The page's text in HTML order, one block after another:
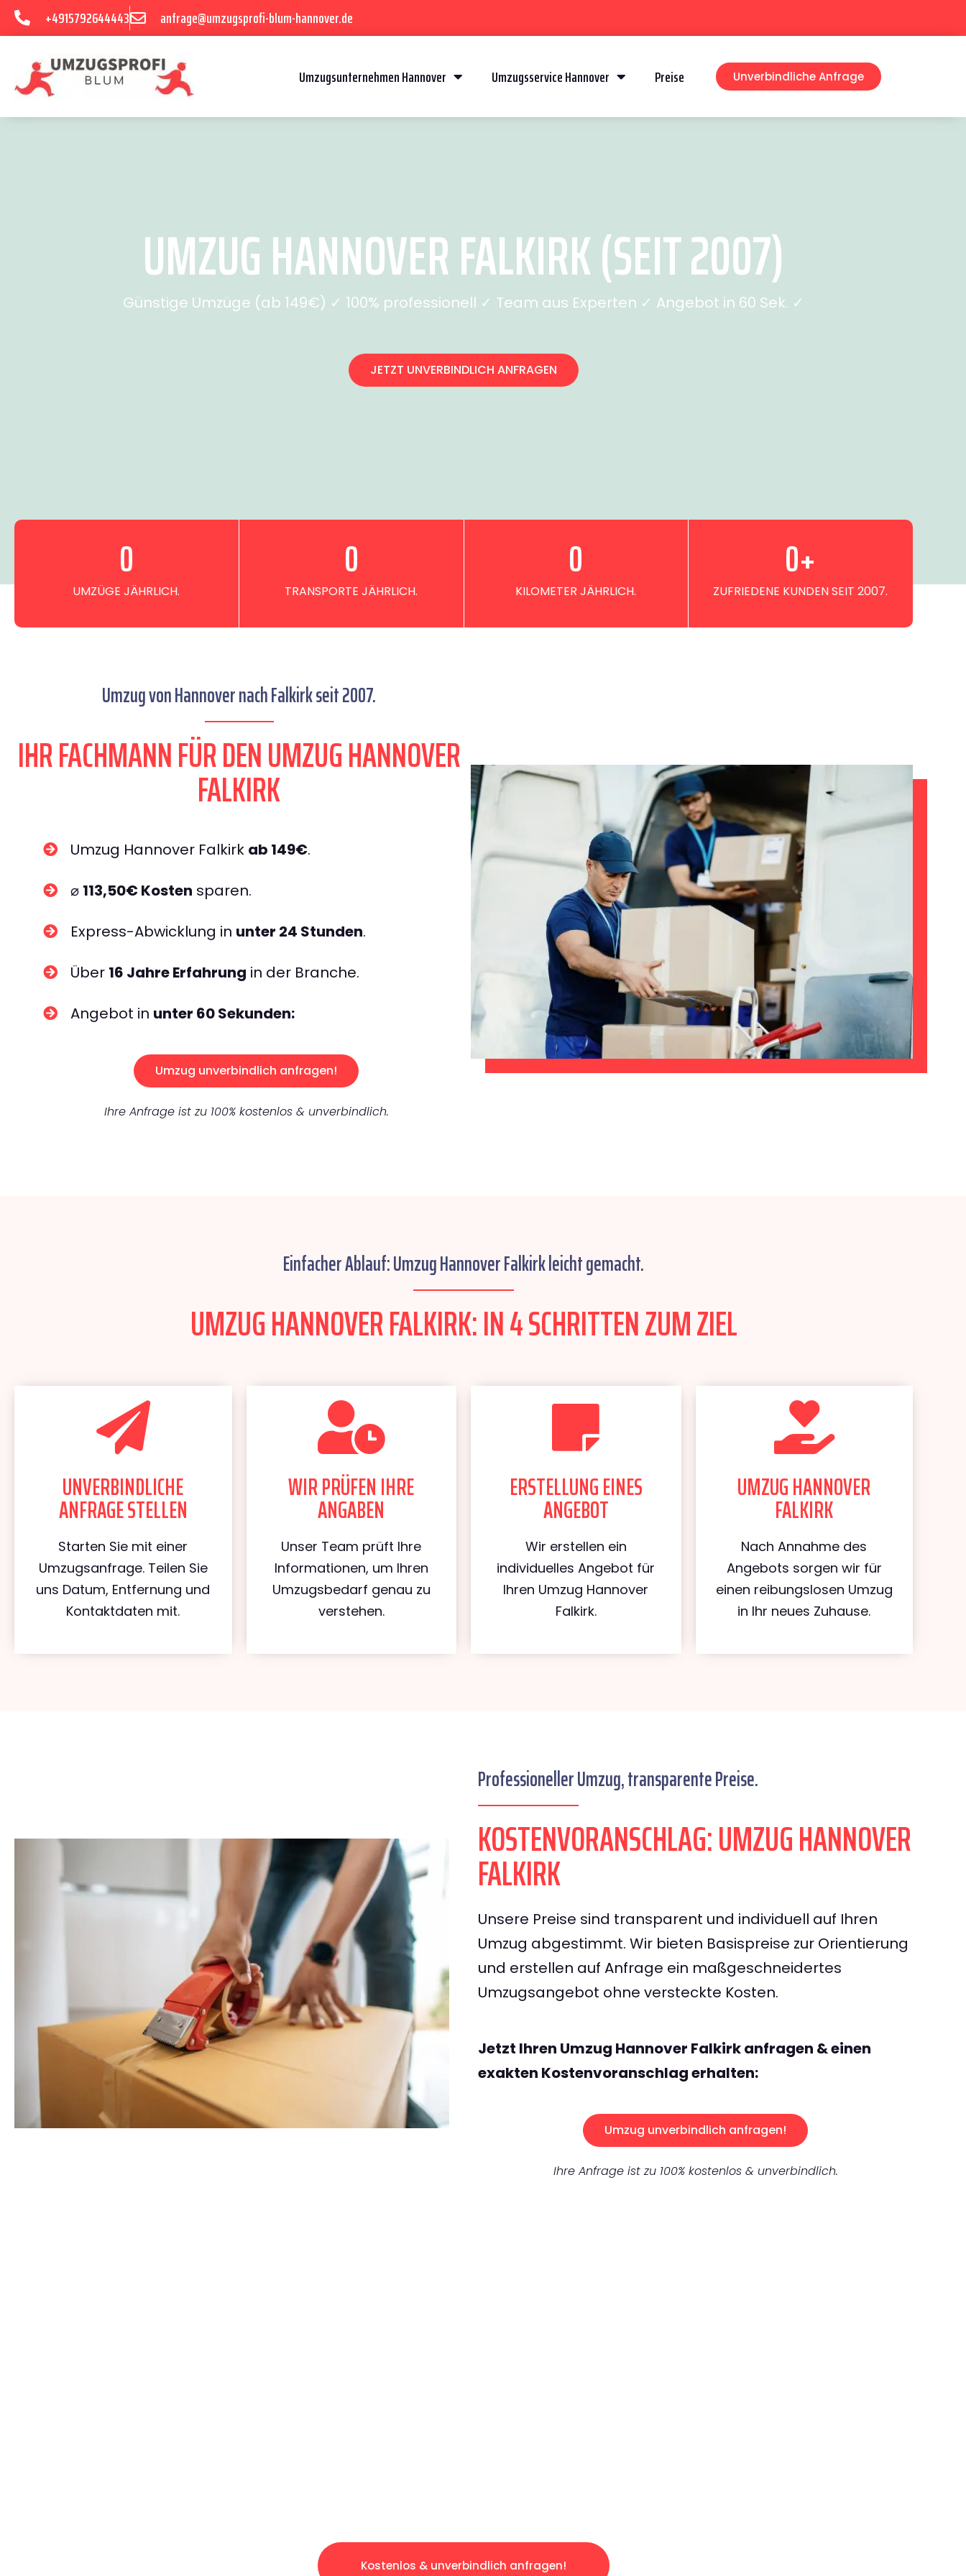
+4915792644443 anfrage@umzugsprofi-blum-hannover.de
Umzugsunternehmen Hannover Umzugsservice Hannover Preise Unverbindliche Anfrage
UMZUG HANNOVER FALKIRK (SEIT 2007)
Günstige Umzüge (ab 149€) ✓ 100% professionell ✓ Team aus Experten ✓ Angebot in 60 Sek. ✓
JETZT UNVERBINDLICH ANFRAGEN
UMZÜGE JÄHRLICH.
0
TRANSPORTE JÄHRLICH.
0
KILOMETER JÄHRLICH.
0
ZUFRIEDENE KUNDEN SEIT 2007.
0+
Umzug von Hannover nach Falkirk seit 2007.
IHR FACHMANN FÜR DEN UMZUG HANNOVER
FALKIRK
Umzug Hannover Falkirk ab 149€.
⌀ 113,50€ Kosten sparen.
Express-Abwicklung in unter 24 Stunden.
Über 16 Jahre Erfahrung in der Branche.
Angebot in unter 60 Sekunden:
Umzug unverbindlich anfragen!
Ihre Anfrage ist zu 100% kostenlos & unverbindlich.
Einfacher Ablauf: Umzug Hannover Falkirk leicht gemacht.
UMZUG HANNOVER FALKIRK: IN 4 SCHRITTEN ZUM ZIEL
UNVERBINDLICHE
ANFRAGE STELLEN
Starten Sie mit einer
Umzugsanfrage. Teilen Sie
uns Datum, Entfernung und
Kontaktdaten mit.
WIR PRÜFEN IHRE
ANGABEN
Unser Team prüft Ihre
Informationen, um Ihren
Umzugsbedarf genau zu
verstehen.
ERSTELLUNG EINES
ANGEBOT
Wir erstellen ein
individuelles Angebot für
Ihren Umzug Hannover
Falkirk.
UMZUG HANNOVER
FALKIRK
Nach Annahme des
Angebots sorgen wir für
einen reibungslosen Umzug
in Ihr neues Zuhause.
Professioneller Umzug, transparente Preise.
KOSTENVORANSCHLAG: UMZUG HANNOVER
FALKIRK
Unsere Preise sind transparent und individuell auf Ihren
Umzug abgestimmt. Wir bieten Basispreise zur Orientierung
und erstellen auf Anfrage ein maßgeschneidertes
Umzugsangebot ohne versteckte Kosten.
Jetzt Ihren Umzug Hannover Falkirk anfragen & einen
exakten Kostenvoranschlag erhalten:
Umzug unverbindlich anfragen!
Ihre Anfrage ist zu 100% kostenlos & unverbindlich.
Kostenlos & unverbindlich anfragen!